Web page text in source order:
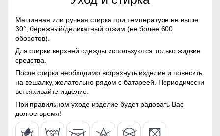
Обеспечивает надежную защиту от дождя и ветра. Такие
58
56
54 (XXL)
Тефлон
Материал подкладки 100% Полиэстер
воротника
Фактура материала гладкая
Конструктивные особенности
Покрой Прямой/Свободный
Машинная или ручная стирка при температуре не выше
30°, бережный/деликатный отжим (не более 600
оборотов).
Для стирки верхней одежды используются только жидкие
средства.
После стирки необходимо встряхнуть изделие и повесить
на вешалку, желательно рядом с батареей. Периодически
встряхивайте изделие.
При правильном уходе изделие будет радовать Вас
долгое время!